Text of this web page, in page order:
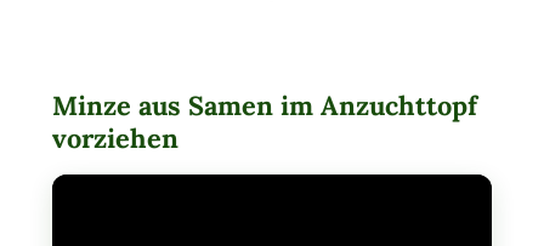
Minze aus Samen im Anzuchttopf
vorziehen